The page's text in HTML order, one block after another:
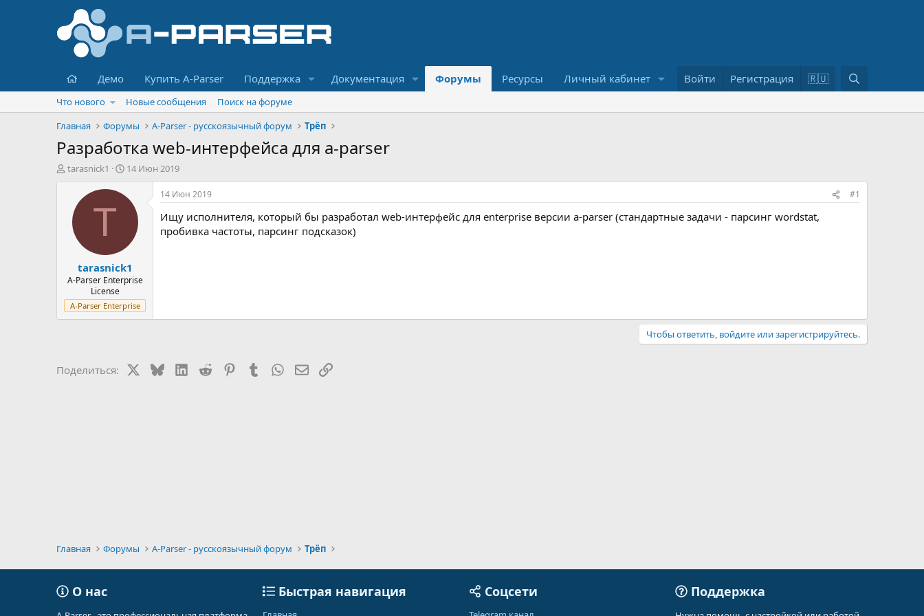
Главная
Демо Купить A-Parser Поддержка Документация Форумы Ресурсы Личный кабинет Войти Регистрация 🇷🇺
о
Что нового Новые сообщения
Поиск на форуме
Главная
Форумы A-Parser - русскоязычный форум Трёп
Разработка web-интерфейса для a-parser
А
tarasnick1
Д
а
ч
л
а
14 Июн 2019
T
tarasnick1
A-Parser Enterprise
License
A-Parser Enterprise
14 Июн 2019 #1
Ищу исполнителя, который бы разработал web-интерфейс для enterprise версии a-parser (стандартные задачи - парсинг wordstat,
пробивка частоты, парсинг подсказок)
Чтобы ответить, войдите или зарегистрируйтесь.
Поделиться: BlueskyLinkedIn
Reddit PinterestTumblrWhatsAppЭлектронная почта
Ссылка
Главная Форумы A-Parser - русскоязычный форум Трёп
О нас Быстрая навигация Соцсети Поддержка